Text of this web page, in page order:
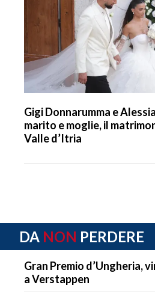
Gigi Donnarumma e
marito e moglie, il
Valle d’Itria
DA NON PERDERE
Gran Premio d’Ungheria,
a Verstappen